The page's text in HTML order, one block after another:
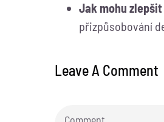
Jak mohu
přizpůsobování
Leave A Comment
Comment